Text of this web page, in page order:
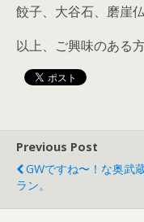
餃子、大谷石、磨崖
以上、ご興味のある
Previous Post
GWですね〜！な奥武
ラン。